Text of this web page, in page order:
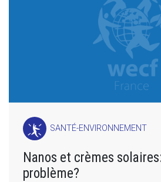
SANTÉ-ENVIRONNEMENT
Nanos et crèmes
problème?